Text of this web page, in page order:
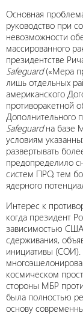
Основная
руководство при
невозможности
массированного
президентстве
Safeguard(«Мера
лишь отдельных
американского
противоракетной
Дополнительного
Safeguardна базе
условиям
развертывать
предопределило
систем ПРО, тем
ядерного
Интерес к
когда президент
зависимостью
сдерживания,
инициативы (СОИ).
космическом
стороны МБР
была полностью
основу